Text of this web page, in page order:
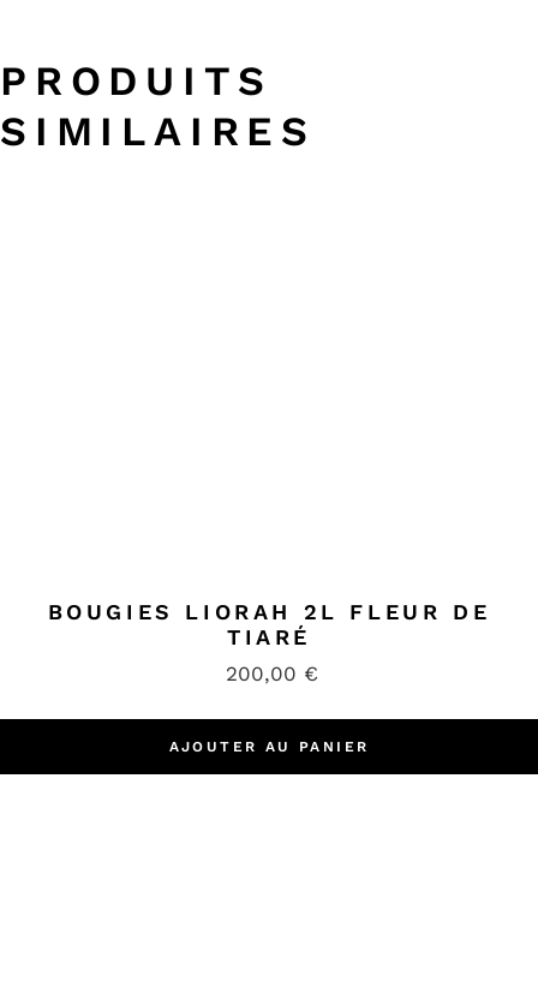
PRODUITS
SIMILAIRES
BOUGIES LIORAH 2L FLEUR DE
TIARÉ
200,00 €
AJOUTER AU PANIER